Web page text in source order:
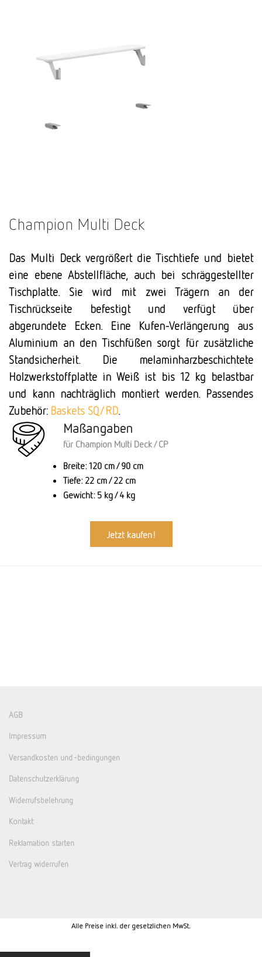
Champion Multi Deck
Das Multi Deck vergrößert die Tischtiefe und bietet
eine ebene Abstellfläche, auch bei schräggestellter
Tischplatte. Sie wird mit zwei Trägern an der
Tischrückseite befestigt und verfügt über
abgerundete Ecken. Eine Kufen-Verlängerung aus
Aluminium an den Tischfüßen sorgt für zusätzliche
Standsicherheit. Die melaminharzbeschichtete
Holzwerkstoffplatte in Weiß ist bis 12 kg belastbar
und kann nachträglich montiert werden. Passendes
Zubehör: Baskets SQ/RD.
Maßangaben
für Champion Multi Deck / CP
Breite: 120 cm / 90 cm
Tiefe: 22 cm / 22 cm
Gewicht: 5 kg / 4 kg
Jetzt kaufen!
AGB
Impressum
Versandkosten und -bedingungen
Datenschutzerklärung
Widerrufsbelehrung
Kontakt
Reklamation starten
Vertrag widerrufen
Alle Preise inkl. der gesetzlichen MwSt.